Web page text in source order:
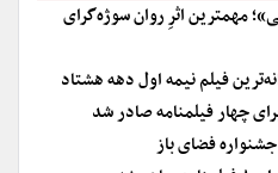
مهمترین اثرِ روان سوژه‌گرای
فیلم نیمه اول دهه هشتاد
چهار فیلمنامه صادر شد
فضای باز